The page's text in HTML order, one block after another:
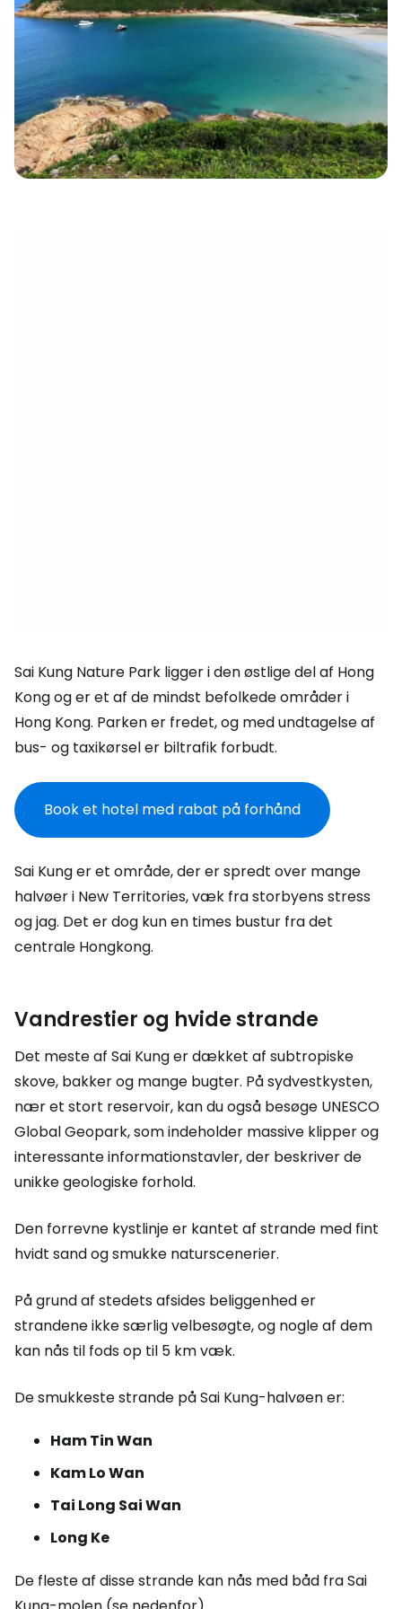
Sai Kung Nature Park ligger i den østlige del af Hong
Kong og er et af de mindst befolkede områder i
Hong Kong. Parken er fredet, og med undtagelse af
bus- og taxikørsel er biltrafik forbudt.
Book et hotel med rabat på forhånd
Sai Kung er et område, der er spredt over mange
halvøer i New Territories, væk fra storbyens stress
og jag. Det er dog kun en times bustur fra det
centrale Hongkong.
Vandrestier og hvide strande
Det meste af Sai Kung er dækket af subtropiske
skove, bakker og mange bugter. På sydvestkysten,
nær et stort reservoir, kan du også besøge UNESCO
Global Geopark, som indeholder massive klipper og
interessante informationstavler, der beskriver de
unikke geologiske forhold.
Den forrevne kystlinje er kantet af strande med fint
hvidt sand og smukke naturscenerier.
På grund af stedets afsides beliggenhed er
strandene ikke særlig velbesøgte, og nogle af dem
kan nås til fods op til 5 km væk.
De smukkeste strande på Sai Kung-halvøen er:
Ham Tin Wan
Kam Lo Wan
Tai Long Sai Wan
Long Ke
De fleste af disse strande kan nås med båd fra Sai